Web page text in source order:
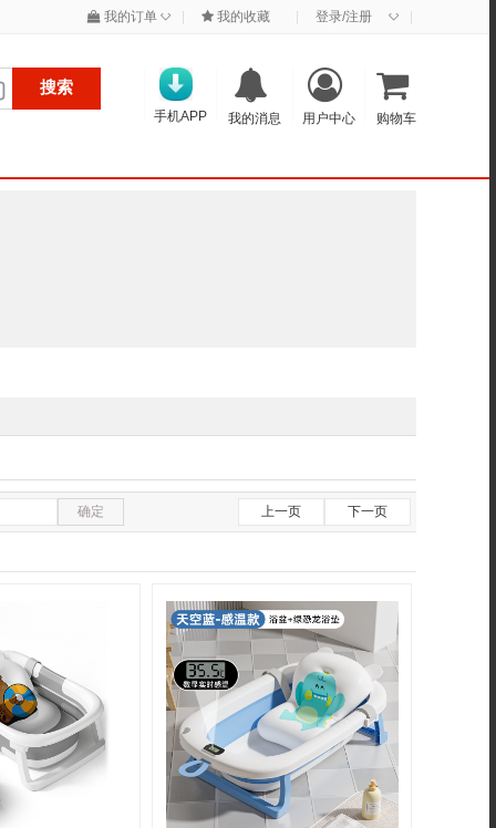
我的订单 ◇ 我的收藏 登录/注册 ◇
搜索
购物车
用户中心
我的消息
手机APP
确定 上一页 下一页